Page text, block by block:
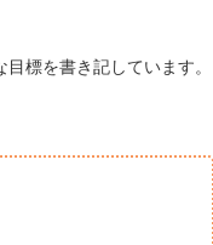
標を書き記しています。